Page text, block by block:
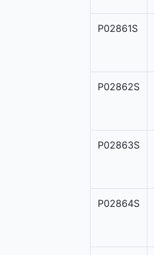
P02861S
P02862S
P02863S
P02864S